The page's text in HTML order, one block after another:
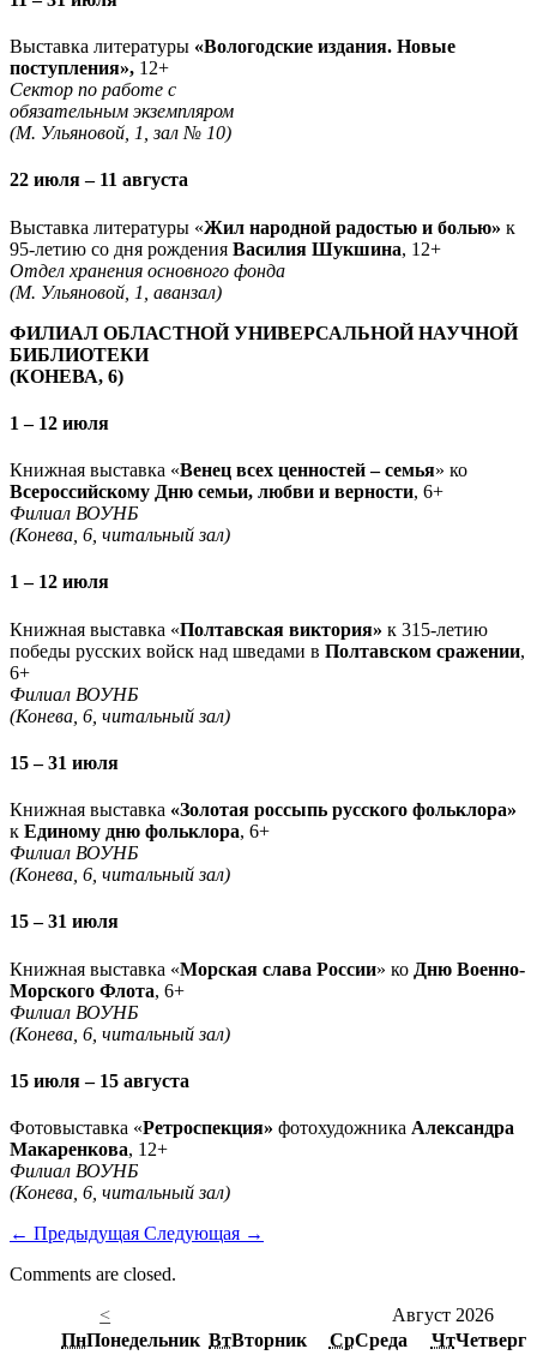
Выставка литературы «Вологодские издания. Новые
поступления», 12+
Сектор по работе с
обязательным экземпляром
(М. Ульяновой, 1, зал № 10)
22 июля – 11 августа
Выставка литературы «Жил народной радостью и болью» к
95-летию со дня рождения Василия Шукшина, 12+
Отдел хранения основного фонда
(М. Ульяновой, 1, аванзал)
ФИЛИАЛ ОБЛАСТНОЙ УНИВЕРСАЛЬНОЙ НАУЧНОЙ
БИБЛИОТЕКИ
(КОНЕВА, 6)
1 – 12 июля
Книжная выставка «Венец всех ценностей – семья» ко
Всероссийскому Дню семьи, любви и верности, 6+
Филиал ВОУНБ
(Конева, 6, читальный зал)
1 – 12 июля
Книжная выставка «Полтавская виктория» к 315-летию
победы русских войск над шведами в Полтавском сражении,
6+
Филиал ВОУНБ
(Конева, 6, читальный зал)
15 – 31 июля
Книжная выставка «Золотая россыпь русского фольклора»
к Единому дню фольклора, 6+
Филиал ВОУНБ
(Конева, 6, читальный зал)
15 – 31 июля
Книжная выставка «Морская слава России» ко Дню Военно-
Морского Флота, 6+
Филиал ВОУНБ
(Конева, 6, читальный зал)
15 июля – 15 августа
Фотовыставка «Ретроспекция» фотохудожника Александра
Макаренкова, 12+
Филиал ВОУНБ
(Конева, 6, читальный зал)
← Предыдущая Следующая →
Comments are closed.
<
Август 2026
ПнПонедельник ВтВторник СрСреда ЧтЧетверг